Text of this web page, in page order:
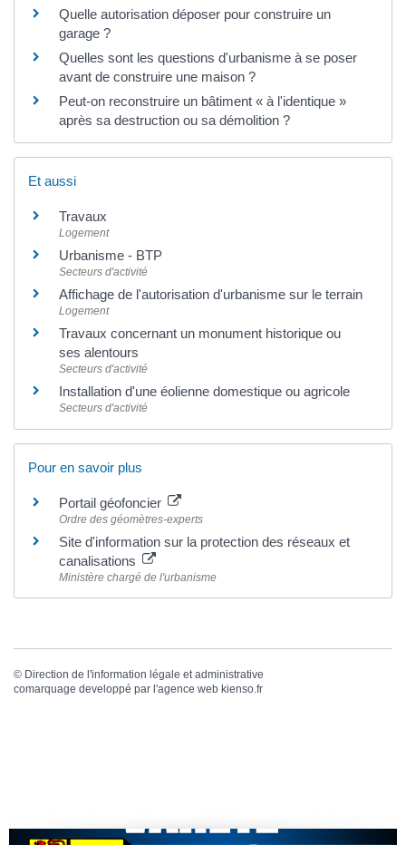
Quelle autorisation déposer pour construire un
garage ?
Quelles sont les questions d'urbanisme à se poser
avant de construire une maison ?
Peut-on reconstruire un bâtiment « à l'identique »
après sa destruction ou sa démolition ?
Et aussi
Travaux
Logement
Urbanisme - BTP
Secteurs d'activité
Affichage de l'autorisation d'urbanisme sur le terrain
Logement
Travaux concernant un monument historique ou
ses alentours
Secteurs d'activité
Installation d'une éolienne domestique ou agricole
Secteurs d'activité
Pour en savoir plus
Portail géofoncier
Ordre des géomètres-experts
Site d'information sur la protection des réseaux et
canalisations
Ministère chargé de l'urbanisme
© Direction de l'information légale et administrative
comarquage developpé par l'agence web kienso.fr